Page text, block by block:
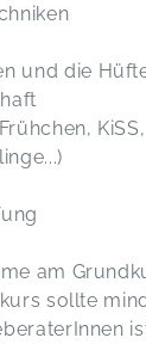
und die
am
sollte